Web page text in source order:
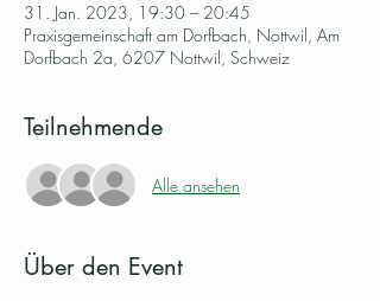
31. Jan. 2023, 19:30 – 20:45
Praxisgemeinschaft am Dorfbach, Nottwil, Am
Dorfbach 2a, 6207 Nottwil, Schweiz
Teilnehmende
Alle ansehen
Über den Event